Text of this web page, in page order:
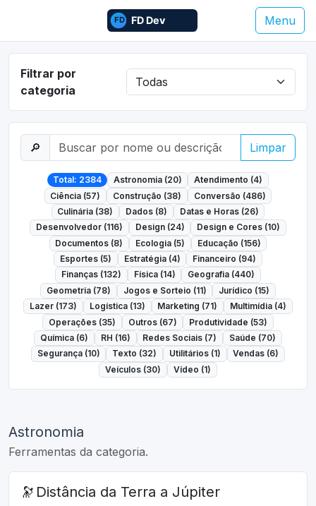
Menu
Filtrar por
categoria
🔎 Limpar
Total: 2384 Astronomia (20)
Atendimento (4)
Ciência (57)
Construção (38)
Conversão (486)
Culinária (38)
Dados (8)
Datas e Horas (26)
Desenvolvedor (116)
Design (24)
Design e Cores (10)
Documentos (8)
Ecologia (5)
Educação (156)
Esportes (5)
Estratégia (4)
Financeiro (94)
Finanças (132)
Física (14)
Geografia (440)
Geometria (78)
Jogos e Sorteio (11)
Jurídico (15)
Lazer (173)
Logística (13) Marketing (71)
Multimídia (4)
Operações (35)
Outros (67)
Produtividade (53)
Química (6)
RH (16) Redes Sociais (7)
Saúde (70)
Segurança (10)
Texto (32) Utilitários (1)
Vendas (6)
Veículos (30)
Vídeo (1)
Astronomia
Ferramentas da categoria.
🔭 Distância da Terra a Júpiter